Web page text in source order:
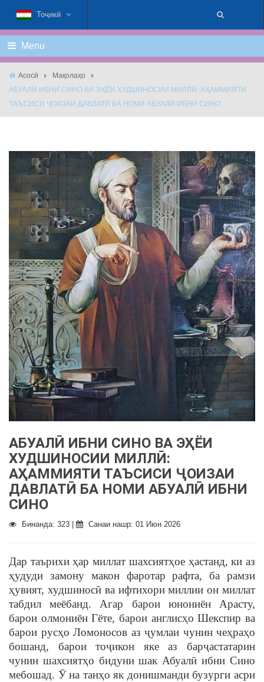
Тоҷикӣ
Menu
Асосӣ
Мақолаҳо
АБУАЛӢ ИБНИ СИНО ВА ЭҲЁИ ХУДШИНОСИИ МИЛЛӢ: АҲАММИЯТИ
ТАЪСИСИ ҶОИЗАИ ДАВЛАТӢ БА НОМИ АБУАЛӢ ИБНИ СИНО
АБУАЛӢ ИБНИ СИНО ВА ЭҲЁИ
ХУДШИНОСИИ МИЛЛӢ:
АҲАММИЯТИ ТАЪСИСИ ҶОИЗАИ
ДАВЛАТӢ БА НОМИ АБУАЛӢ ИБНИ
СИНО
Бинанда: 323 | Санаи нашр: 01 Июн 2026
Дар таърихи ҳар миллат шахсиятҳое ҳастанд, ки аз
ҳудуди замону макон фаротар рафта, ба рамзи
ҳувият, худшиносӣ ва ифтихори миллии он миллат
табдил меёбанд. Агар барои юнониён Арасту,
барои олмониён Гёте, барои англисҳо Шекспир ва
барои русҳо Ломоносов аз ҷумлаи чунин чеҳраҳо
бошанд, барои тоҷикон яке аз барҷастатарин
чунин шахсиятҳо бидуни шак Абуалӣ ибни Сино
мебошад. Ӯ на танҳо як донишманди бузурги асри